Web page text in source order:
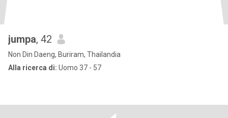
jumpa, 42
Non Din Daeng, Buriram, Thailandia
Alla ricerca di: Uomo 37 - 57